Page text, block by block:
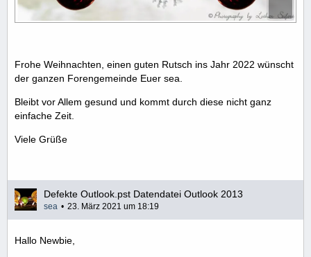
Frohe Weihnachten, einen guten Rutsch ins Jahr 2022 wünscht
der ganzen Forengemeinde Euer sea.
Bleibt vor Allem gesund und kommt durch diese nicht ganz
einfache Zeit.
Viele Grüße
Defekte Outlook.pst Datendatei Outlook 2013
sea 23. März 2021 um 18:19
Hallo Newbie,